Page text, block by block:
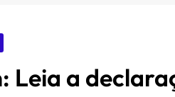
Leia a